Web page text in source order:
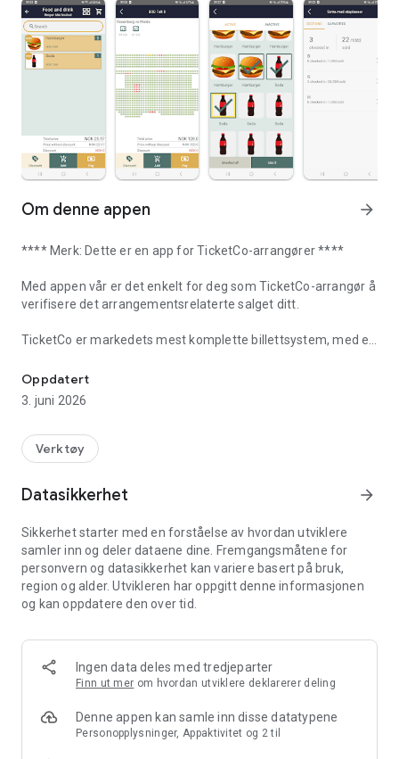
Om denne appen arrow_forward
**** Merk: Dette er en app for TicketCo-arrangører ****
Med appen vår er det enkelt for deg som TicketCo-arrangør å
verifisere det arrangementsrelaterte salget ditt.
TicketCo er markedets mest komplette billettsystem, med en
arrangør, og øke salget ditt. Lær mer om
arrangementsverktøyet på info.ticketco.no.
QR-kode:
QR-kode. QR-koder gjør det lynraskt og sikkert å scanne
Referansenummer:
Hver billett og vare kjøpt via TicketCo har et unikt
referansenummer på fem tegn som kan brukes til
verifisering. Hvis brukerne ikke har smarttelefon eller
referansenummeret ved inngangen.
Navn:
navn. Dermed kan billettkjøperen slippe inn på det aktuelle
arrangementet ved å oppgi navnet den er registrert på.
Oppdatert
3. juni 2026
Verktøy
Datasikkerhet arrow_forward
Sikkerhet starter med en forståelse av hvordan utviklere
samler inn og deler dataene dine. Fremgangsmåtene for
personvern og datasikkerhet kan variere basert på bruk,
region og alder. Utvikleren har oppgitt denne informasjonen
og kan oppdatere den over tid.
Ingen data deles med tredjeparter
Finn ut mer om hvordan utviklere deklarerer deling
Denne appen kan samle inn disse datatypene
Personopplysninger, Appaktivitet og 2 til